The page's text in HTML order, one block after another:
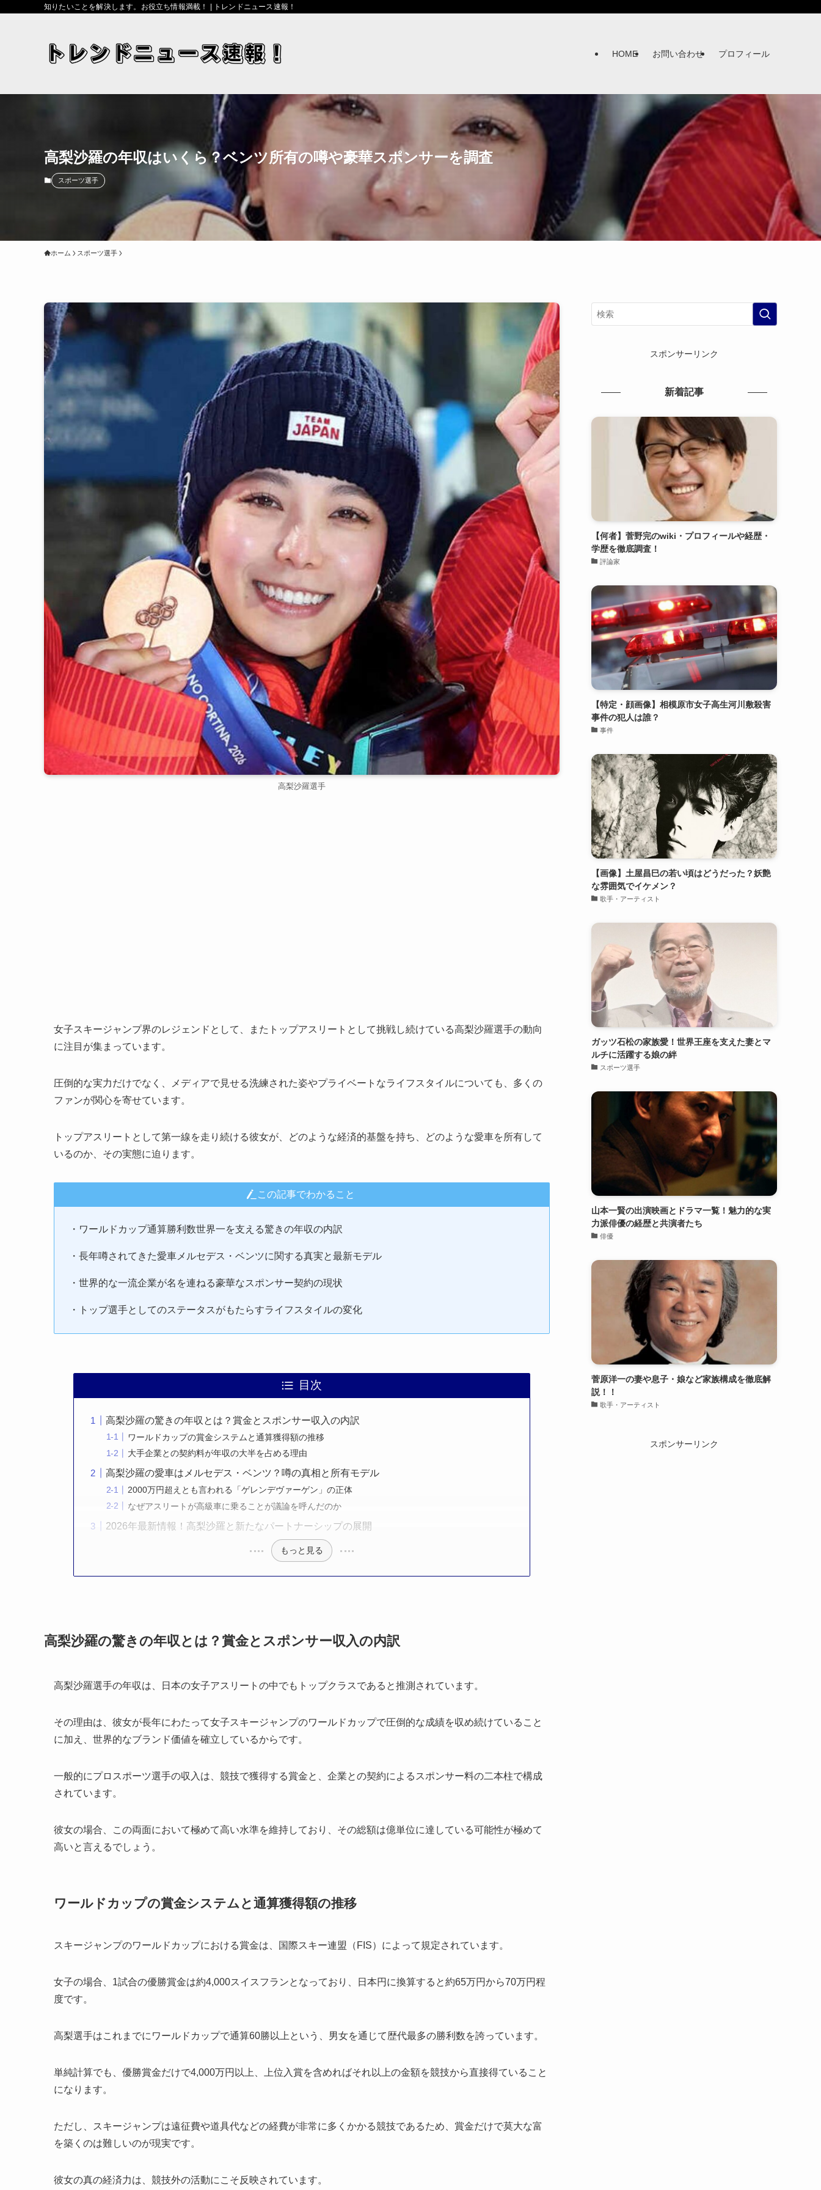
知りたいことを解決します。お役立ち情報満載！ | トレンドニュース速報！
HOME お問い合わせ プロフィール
高梨沙羅の年収はいくら？ベンツ所有の噂や豪華スポンサーを調査
スポーツ選手
ホーム スポーツ選手
高梨沙羅選手
女子スキージャンプ界のレジェンドとして、またトップアスリートとして挑戦し続けている高梨沙羅選手の動向
に注目が集まっています。
圧倒的な実力だけでなく、メディアで見せる洗練された姿やプライベートなライフスタイルについても、多くの
ファンが関心を寄せています。
トップアスリートとして第一線を走り続ける彼女が、どのような経済的基盤を持ち、どのような愛車を所有して
いるのか、その実態に迫ります。
この記事でわかること
・ワールドカップ通算勝利数世界一を支える驚きの年収の内訳
・長年噂されてきた愛車メルセデス・ベンツに関する真実と最新モデル
・世界的な一流企業が名を連ねる豪華なスポンサー契約の現状
・トップ選手としてのステータスがもたらすライフスタイルの変化
目次
高梨沙羅の驚きの年収とは？賞金とスポンサー収入の内訳
ワールドカップの賞金システムと通算獲得額の推移
大手企業との契約料が年収の大半を占める理由
高梨沙羅の愛車はメルセデス・ベンツ？噂の真相と所有モデル
2000万円超えとも言われる「ゲレンデヴァーゲン」の正体
なぜアスリートが高級車に乗ることが議論を呼んだのか
2026年最新情報！高梨沙羅と新たなパートナーシップの展開
もっと見る
高梨沙羅の驚きの年収とは？賞金とスポンサー収入の内訳
高梨沙羅選手の年収は、日本の女子アスリートの中でもトップクラスであると推測されています。
その理由は、彼女が長年にわたって女子スキージャンプのワールドカップで圧倒的な成績を収め続けていること
に加え、世界的なブランド価値を確立しているからです。
一般的にプロスポーツ選手の収入は、競技で獲得する賞金と、企業との契約によるスポンサー料の二本柱で構成
されています。
彼女の場合、この両面において極めて高い水準を維持しており、その総額は億単位に達している可能性が極めて
高いと言えるでしょう。
ワールドカップの賞金システムと通算獲得額の推移
スキージャンプのワールドカップにおける賞金は、国際スキー連盟（FIS）によって規定されています。
女子の場合、1試合の優勝賞金は約4,000スイスフランとなっており、日本円に換算すると約65万円から70万円程
度です。
高梨選手はこれまでにワールドカップで通算60勝以上という、男女を通じて歴代最多の勝利数を誇っています。
単純計算でも、優勝賞金だけで4,000万円以上、上位入賞を含めればそれ以上の金額を競技から直接得ていること
になります。
ただし、スキージャンプは遠征費や道具代などの経費が非常に多くかかる競技であるため、賞金だけで莫大な富
を築くのは難しいのが現実です。
彼女の真の経済力は、競技外の活動にこそ反映されています。
スポンサーリンク
新着記事
【何者】菅野完のwiki・プロフィールや経歴・
学歴を徹底調査！
評論家
【特定・顔画像】相模原市女子高生河川敷殺害
事件の犯人は誰？
事件
【画像】土屋昌巳の若い頃はどうだった？妖艶
な雰囲気でイケメン？
歌手・アーティスト
ガッツ石松の家族愛！世界王座を支えた妻とマ
ルチに活躍する娘の絆
スポーツ選手
山本一賢の出演映画とドラマ一覧！魅力的な実
力派俳優の経歴と共演者たち
俳優
菅原洋一の妻や息子・娘など家族構成を徹底解
説！！
歌手・アーティスト
スポンサーリンク